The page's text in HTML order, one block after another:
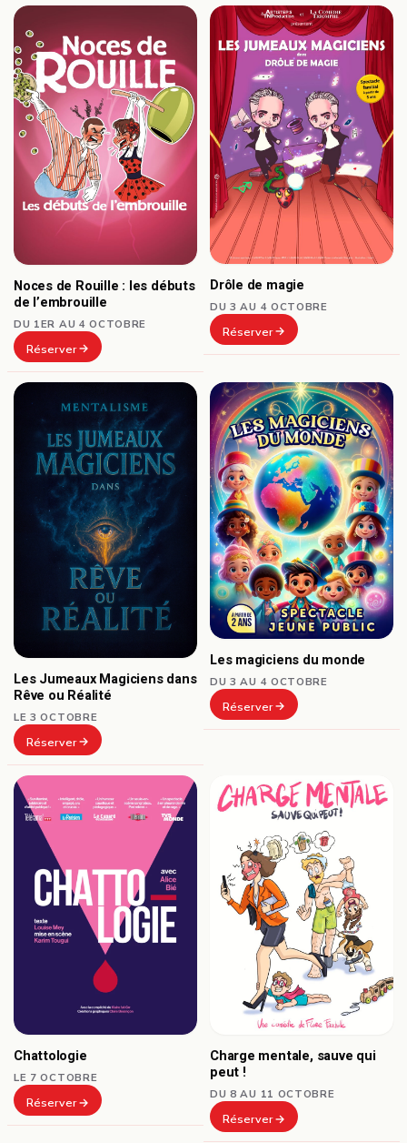
Noces de Rouille : les débuts
de l’embrouille
DU 1ER AU 4 OCTOBRE
Réserver
Drôle de magie
DU 3 AU 4 OCTOBRE
Réserver
Les Jumeaux Magiciens dans
Rêve ou Réalité
LE 3 OCTOBRE
Réserver
Les magiciens du monde
DU 3 AU 4 OCTOBRE
Réserver
Chattologie
LE 7 OCTOBRE
Réserver
Charge mentale, sauve qui
peut !
DU 8 AU 11 OCTOBRE
Réserver